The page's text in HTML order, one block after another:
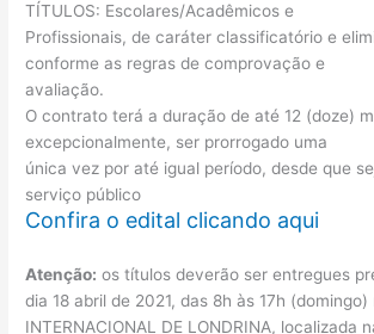
TÍTULOS: Escolares/Acadêmicos e
Profissionais, de caráter classificatório e
conforme as regras de comprovação e
avaliação.
O contrato terá a duração de até 12 (doze)
excepcionalmente, ser prorrogado uma
única vez por até igual período, desde que
serviço público
Confira o edital clicando aqui
Atenção: os títulos deverão ser entregues
dia 18 abril de 2021, das 8h às 17h (domingo)
INTERNACIONAL DE LONDRINA, localizada